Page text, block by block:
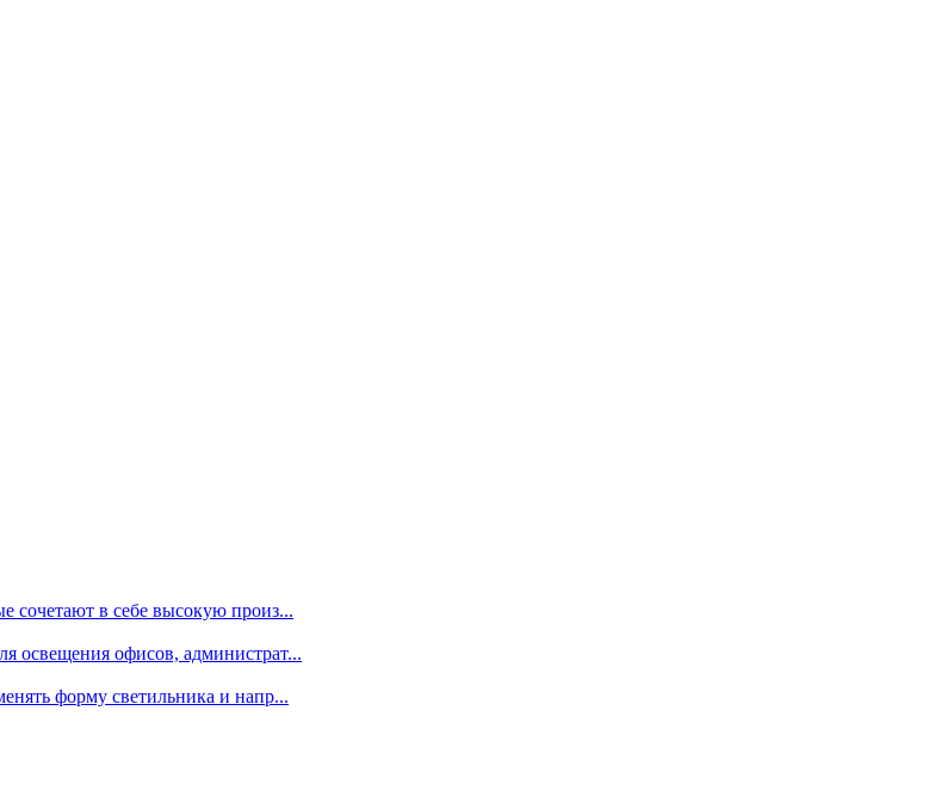
сочетают в себе высокую произ...
освещения офисов, администрат...
форму светильника и напр...